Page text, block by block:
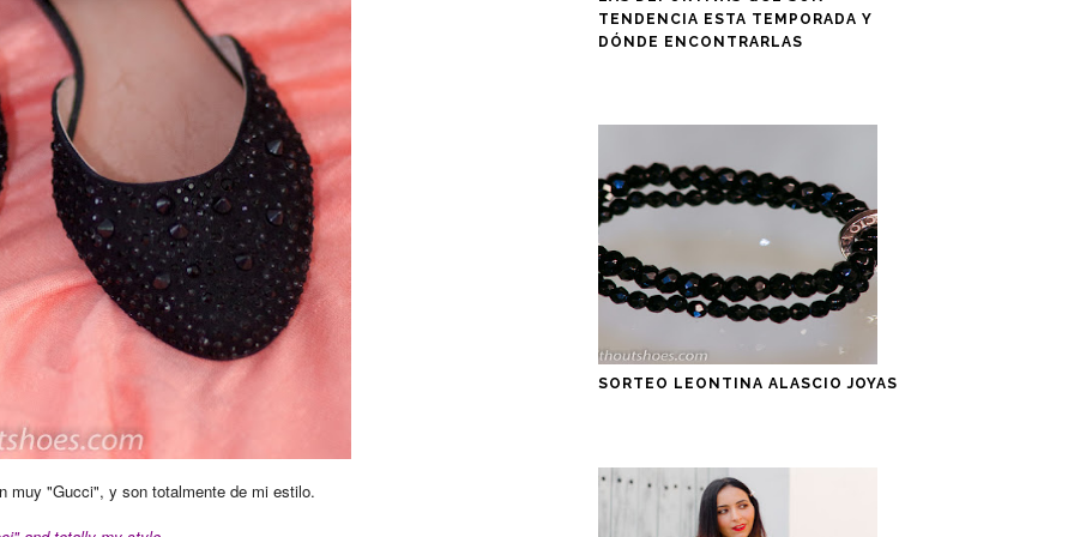
muy "Gucci", y son totalmente de mi estilo.
TENDENCIA ESTA TEMPORADA Y
DÓNDE ENCONTRARLAS
SORTEO LEONTINA ALASCIO JOYAS